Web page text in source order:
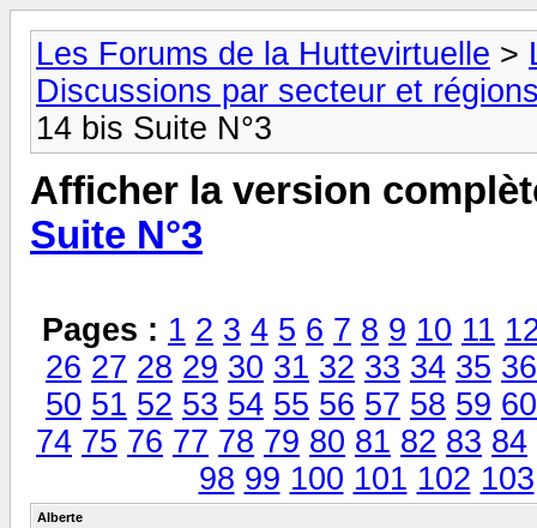
Les Forums de la Huttevirtuelle >
Discussions par secteur et
14 bis Suite N°3
Afficher la version
Suite N°3
Pages : 1 2 3 4 5 6 7 8 9 10 11
26 27 28 29 30 31 32 33 34 35 36
50 51 52 53 54 55 56 57 58 59 60
74 75 76 77 78 79 80 81 82 83 84
98 99 100 101 102 103
Alberte